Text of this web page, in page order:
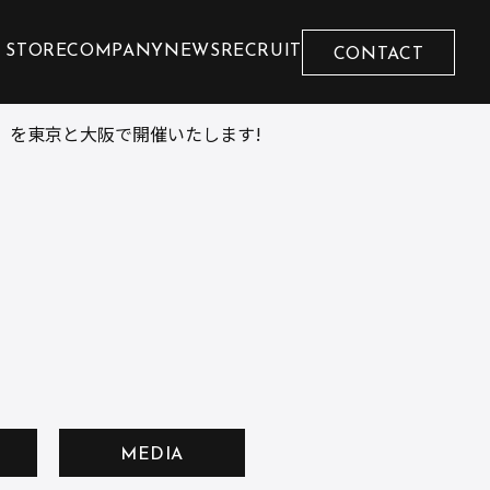
COMPANY NEWS RECRUIT CONTACT
を東京と大阪で開催いたします!
MEDIA